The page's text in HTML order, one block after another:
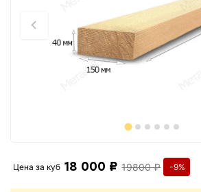
Цена за куб 18 000 ₽ 19800 ₽ -9%